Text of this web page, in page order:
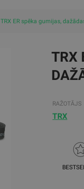
TRX ER spēka gumijas,
TRX
RAŽOTĀJS
TRX